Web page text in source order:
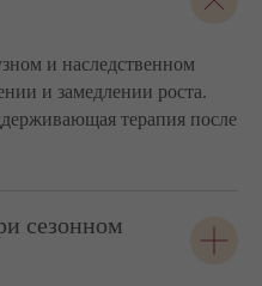
и наследственном
и замедлении роста.
терапия после
сезонном